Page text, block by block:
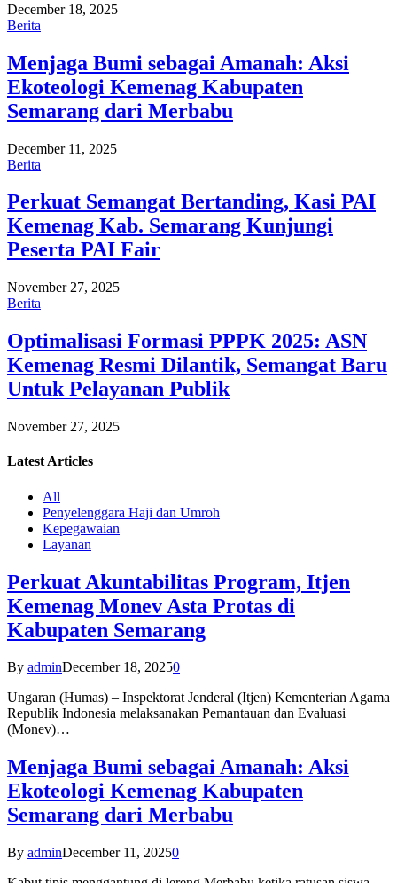
December 18, 2025
Berita
Menjaga Bumi sebagai Amanah: Aksi
Ekoteologi Kemenag Kabupaten
Semarang dari Merbabu
December 11, 2025
Berita
Perkuat Semangat Bertanding, Kasi PAI
Kemenag Kab. Semarang Kunjungi
Peserta PAI Fair
November 27, 2025
Berita
Optimalisasi Formasi PPPK 2025: ASN
Kemenag Resmi Dilantik, Semangat Baru
Untuk Pelayanan Publik
November 27, 2025
Latest Articles
All
Penyelenggara Haji dan Umroh
Kepegawaian
Layanan
Perkuat Akuntabilitas Program, Itjen
Kemenag Monev Asta Protas di
Kabupaten Semarang
By adminDecember 18, 20250
Ungaran (Humas) – Inspektorat Jenderal (Itjen) Kementerian Agama
Republik Indonesia melaksanakan Pemantauan dan Evaluasi
(Monev)…
Menjaga Bumi sebagai Amanah: Aksi
Ekoteologi Kemenag Kabupaten
Semarang dari Merbabu
By adminDecember 11, 20250